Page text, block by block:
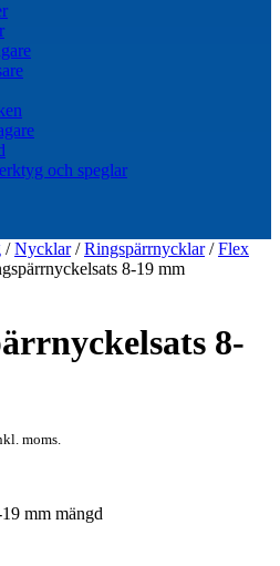
och speglar
/Nycklar/Ringspärrnycklar/Flex
8-19 mm
8-
moms.
mm mängd